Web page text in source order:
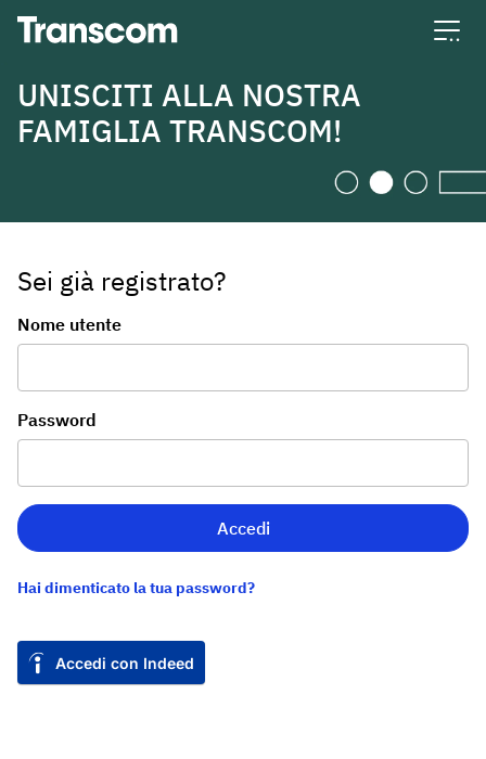
Transcom
UNISCITI ALLA NOSTRA
FAMIGLIA TRANSCOM!
Sei già registrato?
Accesso
Nome utente
Password
Accedi
Hai dimenticato la tua password?
Accedi con Indeed